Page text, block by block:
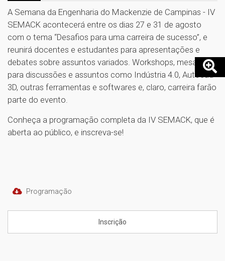
A Semana da Engenharia do Mackenzie de Campinas - IV
SEMACK acontecerá entre os dias 27 e 31 de agosto
com o tema “Desafios para uma carreira de sucesso”, e
reunirá docentes e estudantes para apresentações e
debates sobre assuntos variados. Workshops, mesas
para discussões e assuntos como Indústria 4.0, Autocad
3D, outras ferramentas e softwares e, claro, carreira farão
parte do evento.
Conheça a programação completa da IV SEMACK, que é
aberta ao público, e inscreva-se!
Programação
Inscrição